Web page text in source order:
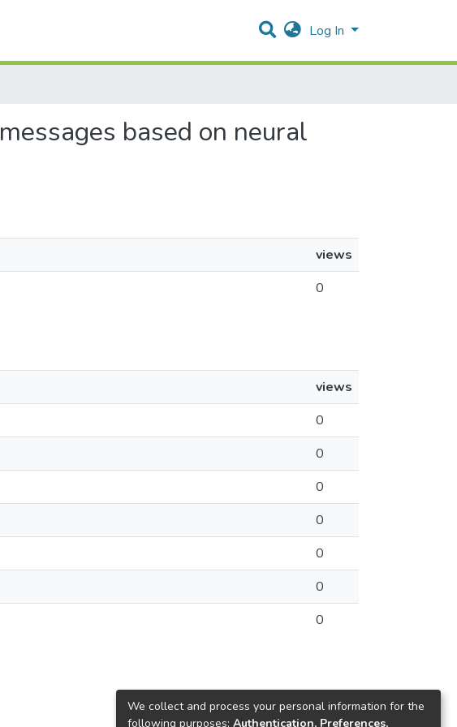
Log In
based on neural
views
0
views
0
0
0
0
0
0
0
We collect and process your personal information for the
following purposes: Authentication, Preferences,